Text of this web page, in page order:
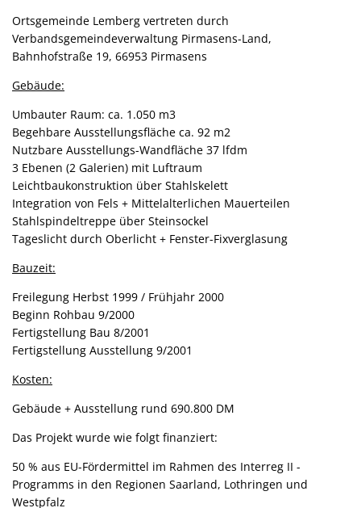
Ortsgemeinde Lemberg vertreten durch
Verbandsgemeindeverwaltung Pirmasens-Land,
Bahnhofstraße 19, 66953 Pirmasens
Gebäude:
Umbauter Raum: ca. 1.050 m3
Begehbare Ausstellungsfläche ca. 92 m2
Nutzbare Ausstellungs-Wandfläche 37 lfdm
3 Ebenen (2 Galerien) mit Luftraum
Leichtbaukonstruktion über Stahlskelett
Integration von Fels + Mittelalterlichen Mauerteilen
Stahlspindeltreppe über Steinsockel
Tageslicht durch Oberlicht + Fenster-Fixverglasung
Bauzeit:
Freilegung Herbst 1999 / Frühjahr 2000
Beginn Rohbau 9/2000
Fertigstellung Bau 8/2001
Fertigstellung Ausstellung 9/2001
Kosten:
Gebäude + Ausstellung rund 690.800 DM
Das Projekt wurde wie folgt finanziert:
50 % aus EU-Fördermittel im Rahmen des Interreg II -
Programms in den Regionen Saarland, Lothringen und
Westpfalz